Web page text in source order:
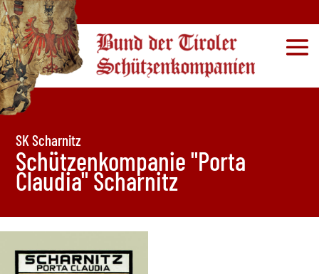
SK Scharnitz
Schützenkompanie "Porta
Claudia" Scharnitz